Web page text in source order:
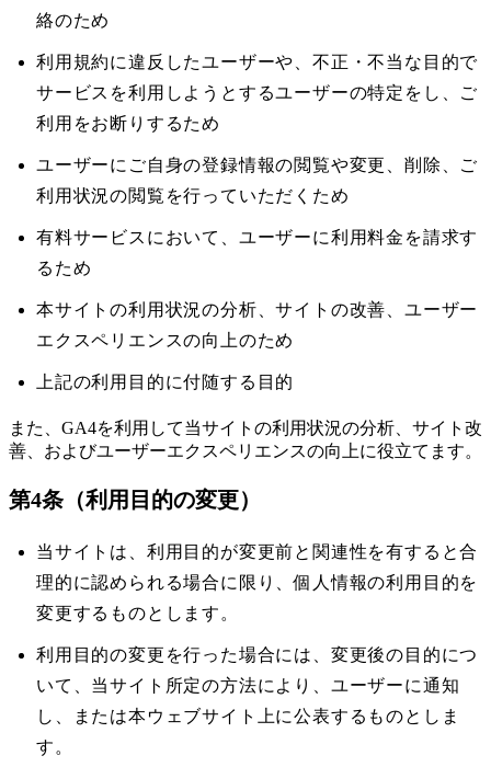
絡のため
利用規約に違反したユーザーや、不正・不当な目的で
サービスを利用しようとするユーザーの特定をし、ご
利用をお断りするため
ユーザーにご自身の登録情報の閲覧や変更、削除、ご
利用状況の閲覧を行っていただくため
有料サービスにおいて、ユーザーに利用料金を請求す
るため
本サイトの利用状況の分析、サイトの改善、ユーザー
エクスペリエンスの向上のため
上記の利用目的に付随する目的
また、GA4を利用して当サイトの利用状況の分析、サイト改
善、およびユーザーエクスペリエンスの向上に役立てます。
第4条（利用目的の変更）
当サイトは、利用目的が変更前と関連性を有すると合
理的に認められる場合に限り、個人情報の利用目的を
変更するものとします。
利用目的の変更を行った場合には、変更後の目的につ
いて、当サイト所定の方法により、ユーザーに通知
し、または本ウェブサイト上に公表するものとしま
す。